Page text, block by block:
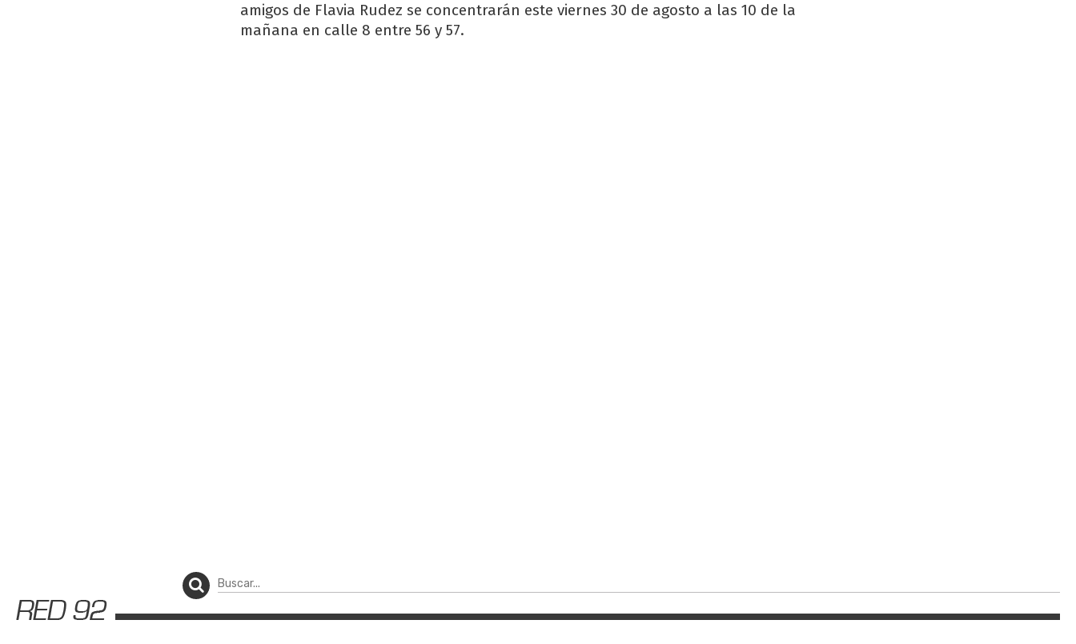
amigos de Flavia Rudez se concentrarán este viernes 30 de agosto a las 10 de la
mañana en calle 8 entre 56 y 57.